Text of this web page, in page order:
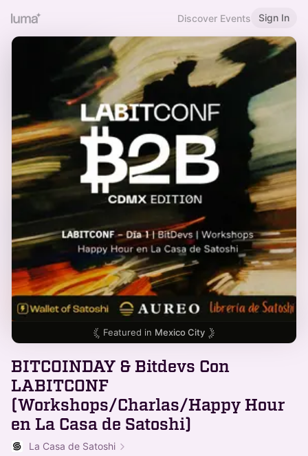
Discover Events Sign In
Featured in Mexico City
BITCOINDAY & Bitdevs Con
LABITCONF
(Workshops/Charlas/Happy Hour
en La Casa de Satoshi)
La Casa de Satoshi